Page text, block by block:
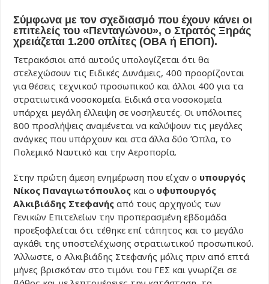
Σύμφωνα με τον σχεδιασμό που έχουν κάνει οι
επιτελείς του «Πενταγώνου», ο Στρατός Ξηράς
χρειάζεται 1.200 οπλίτες (ΟΒΑ ή ΕΠΟΠ).
Τετρακόσιοι από αυτούς υπολογίζεται ότι θα
στελεχώσουν τις Ειδικές Δυνάμεις, 400 προορίζονται
για θέσεις τεχνικού προσωπικού και άλλοι 400 για τα
στρατιωτικά νοσοκομεία. Ειδικά στα νοσοκομεία
υπάρχει μεγάλη έλλειψη σε νοσηλευτές. Οι υπόλοιπες
800 προσλήψεις αναμένεται να καλύψουν τις μεγάλες
ανάγκες που υπάρχουν και στα άλλα δύο Όπλα, το
Πολεμικό Ναυτικό και την Αεροπορία.
Στην πρώτη άμεση ενημέρωση που είχαν ο υπουργός
Νίκος Παναγιωτόπουλος και ο υφυπουργός
Αλκιβιάδης Στεφανής από τους αρχηγούς των
Γενικών Επιτελείων την προπερασμένη εβδομάδα
προεξοφλείται ότι τέθηκε επί τάπητος και το μεγάλο
αγκάθι της υποστελέχωσης στρατιωτικού προσωπικού.
Άλλωστε, ο Αλκιβιάδης Στεφανής μόλις πριν από επτά
μήνες βρισκόταν στο τιμόνι του ΓΕΣ και γνωρίζει σε